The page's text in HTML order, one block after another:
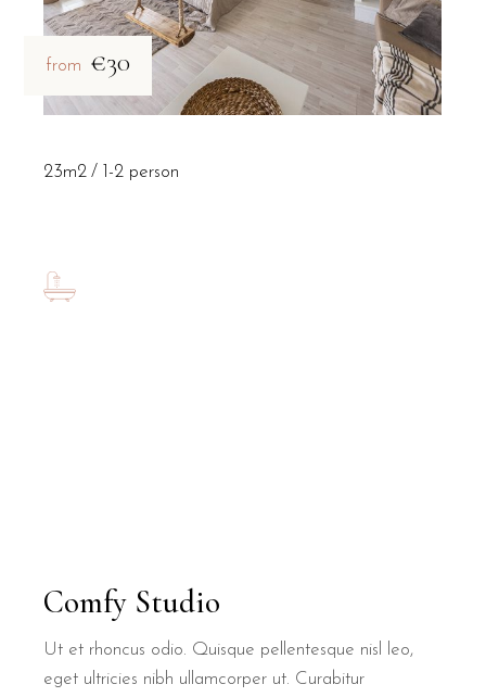
from €30
Comfy Studio
Ut et rhoncus odio. Quisque pellentesque nisl leo,
eget ultricies nibh ullamcorper ut. Curabitur
23m2 1-2 person